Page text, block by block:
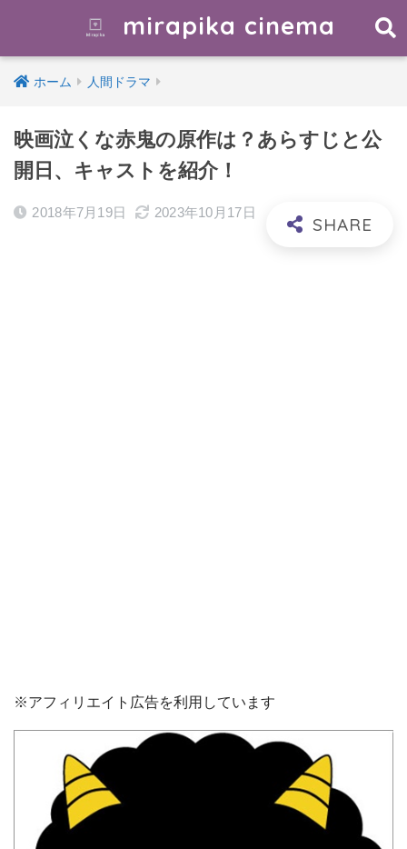
mirapika cinema
ホーム 人間ドラマ
映画泣くな赤鬼の原作は？あらすじと公
開日、キャストを紹介！
2018年7月19日 2023年10月17日
※アフィリエイト広告を利用しています